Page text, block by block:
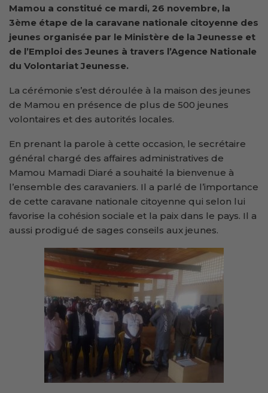
Mamou a constitué ce mardi, 26 novembre, la
3ème étape de la caravane nationale citoyenne des
jeunes organisée par le Ministère de la Jeunesse et
de l’Emploi des Jeunes à travers l’Agence Nationale
du Volontariat Jeunesse.
La cérémonie s’est déroulée à la maison des jeunes
de Mamou en présence de plus de 500 jeunes
volontaires et des autorités locales.
En prenant la parole à cette occasion, le secrétaire
général chargé des affaires administratives de
Mamou Mamadi Diaré a souhaité la bienvenue à
l’ensemble des caravaniers. Il a parlé de l’importance
de cette caravane nationale citoyenne qui selon lui
favorise la cohésion sociale et la paix dans le pays. Il a
aussi prodigué de sages conseils aux jeunes.